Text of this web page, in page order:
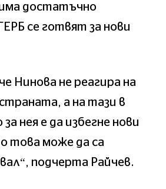
достатъчно
се готвят за нови
Нинова не реагира на
а на тази в
нея е да избегне нови
това може да са
подчерта Райчев.